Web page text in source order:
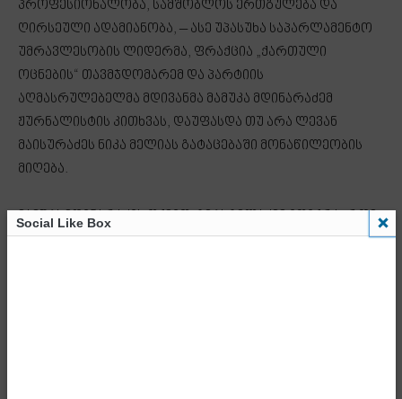
პროფესიონალობა, სამშობლოს ერთგულება და
ღირსეული ადამიანობა, – ასე უპასუხა საპარლამენტო
უმრავლესობის ლიდერმა, ფრაქცია „ქართული
ოცნების“ თავმჯდომარემ და პარტიის
აღმასრულებელმა მდივანმა მამუკა მდინარაძემ
ჟურნალისტის კითხვას, დაუფასდა თუ არა ლევან
მაისურაძეს ნიკა მელიას გატაცებაში მონაწილეობის
მიღება.
მამუკა მდინარაძის თქმით, გეკა გელაძემ იფიქრა, რომ
ეს არის კარგი მენეჯერი, პროფესიონალი პოლიციელი,
Social Like Box